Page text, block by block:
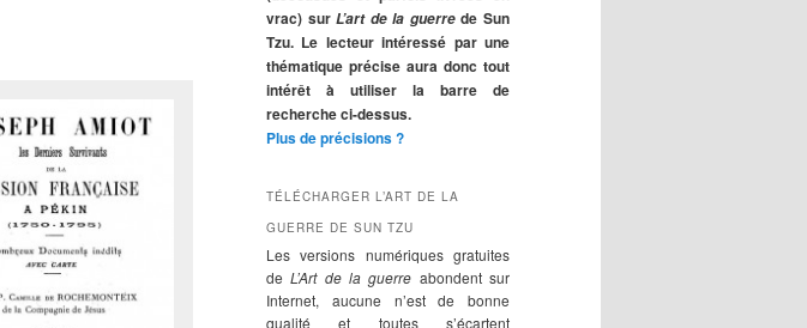
r
c
h
e
vrac) surL’art de la guerrede Sun
Tzu. Le lecteur intéressé par une
thématique précise aura donc tout
intérêt à utiliser la barre de
recherche ci-dessus.
Plus de précisions ?
TÉLÉCHARGER L’ART DE LA
GUERRE DE SUN TZU
Les versions numériques gratuites
deL’Art de la guerre abondent sur
Internet, aucune n’est de bonne
qualité et toutes s’écartent